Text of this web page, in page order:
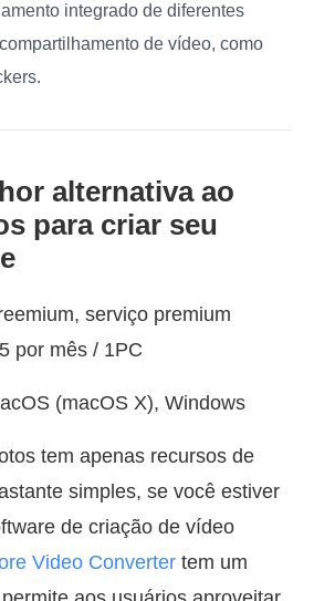
integrado de diferentes
de vídeo, como
alternativa ao
para criar seu
serviço premium
por mês / 1PC
(macOS X), Windows
tem apenas recursos de
simples, se você estiver
de criação de vídeo
Video Converter tem um